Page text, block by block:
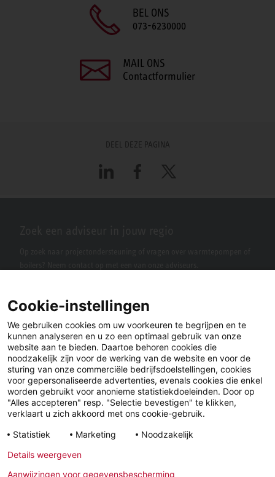
BEL ONS
073-6230000
MAIL ONS
Contactformulier
DEEL DEZE PAGINA
LinkedIn FacebookX
LinkedIn Facebook X
YouTube Instagram
Cookie-instellingen
We gebruiken cookies om uw voorkeuren te begrijpen en te
kunnen analyseren en u zo een optimaal gebruik van onze
website aan te bieden. Daartoe behoren cookies die
noodzakelijk zijn voor de werking van de website en voor de
sturing van onze commerciële bedrijfsdoelstellingen, cookies
voor gepersonaliseerde advertenties, evenals cookies die enkel
worden gebruikt voor anonieme statistiekdoeleinden. Door op
"Alles accepteren" resp. "Selectie bevestigen" te klikken,
verklaart u zich akkoord met ons cookie-gebruik.
Statistiek
Marketing
Noodzakelijk
Details weergeven
Aanwijzingen voor gegevensbescherming